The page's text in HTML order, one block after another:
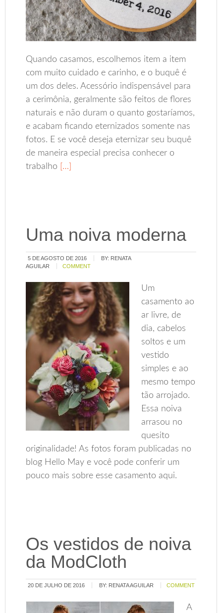
Quando casamos, escolhemos item a item
com muito cuidado e carinho, e o buquê é
um dos deles. Acessório indispensável para
a cerimônia, geralmente são feitos de flores
naturais e não duram o quanto gostaríamos,
e acabam ficando eternizados somente nas
fotos. E se você deseja eternizar seu buquê
de maneira especial precisa conhecer o
trabalho […]
Uma noiva moderna
5 DE AGOSTO DE 2016 BY: RENATA
AGUILAR
COMMENT
Um
casamento ao
ar livre, de
dia, cabelos
soltos e um
vestido
simples e ao
mesmo tempo
tão arrojado.
Essa noiva
arrasou no
quesito
originalidade! As fotos foram publicadas no
blog Hello May e você pode conferir um
pouco mais sobre esse casamento aqui.
Os vestidos de noiva
da ModCloth
20 DE JULHO DE 2016 BY: RENATA AGUILAR COMMENT
A